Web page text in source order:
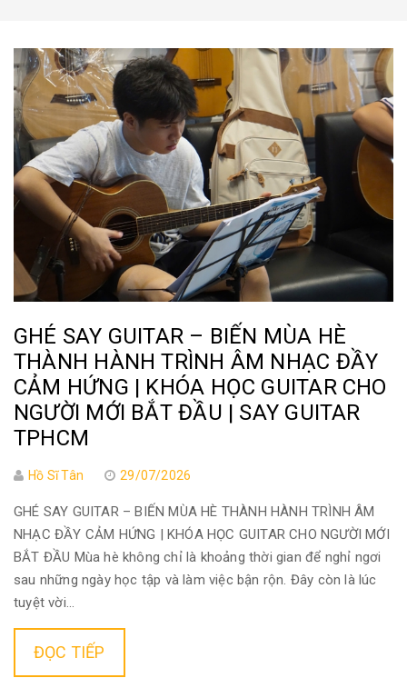
GHÉ SAY GUITAR – BIẾN MÙA HÈ
THÀNH HÀNH TRÌNH ÂM NHẠC ĐẦY
CẢM HỨNG | KHÓA HỌC GUITAR CHO
NGƯỜI MỚI BẮT ĐẦU | SAY GUITAR
TPHCM
Hồ Sĩ Tân 29/07/2026
GHÉ SAY GUITAR – BIẾN MÙA HÈ THÀNH HÀNH TRÌNH ÂM
NHẠC ĐẦY CẢM HỨNG | KHÓA HỌC GUITAR CHO NGƯỜI MỚI
BẮT ĐẦU Mùa hè không chỉ là khoảng thời gian để nghỉ ngơi
sau những ngày học tập và làm việc bận rộn. Đây còn là lúc
tuyệt vời...
ĐỌC TIẾP